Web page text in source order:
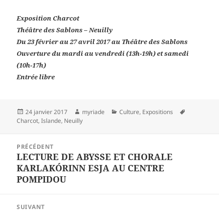
Exposition Charcot
Théâtre des Sablons – Neuilly
Du 23 février au 27 avril 2017 au Théâtre des Sablons
Ouverture du mardi au vendredi (13h-19h) et samedi
(10h-17h)
Entrée libre
Publié
le
24 janvier 2017 Auteur
myriade Catégories
Culture, Expositions
Charcot,Islande, Neuilly
l’article
PRÉCÉDENT
Article
précédent :
LECTURE DE ABYSSE ET CHORALE
KARLAKÓRINN ESJA AU CENTRE
POMPIDOU
SUIVANT